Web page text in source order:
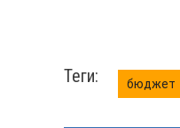
Теги: бюджет